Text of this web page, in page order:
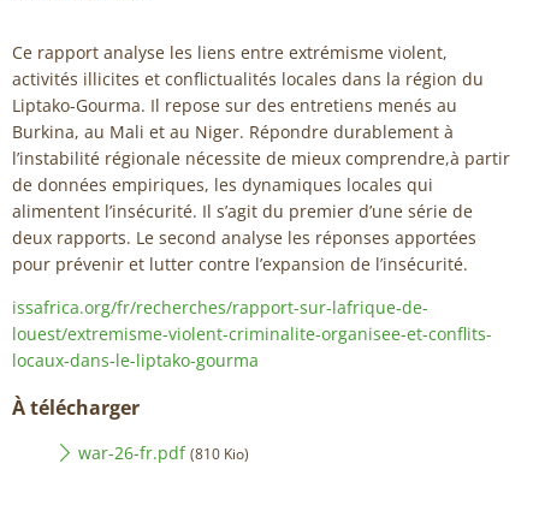
Ce rapport analyse les liens entre extrémisme violent,
activités illicites et conflictualités locales dans la région du
Liptako-Gourma. Il repose sur des entretiens menés au
Burkina, au Mali et au Niger. Répondre durablement à
l’instabilité régionale nécessite de mieux comprendre,à partir
de données empiriques, les dynamiques locales qui
alimentent l’insécurité. Il s’agit du premier d’une série de
deux rapports. Le second analyse les réponses apportées
pour prévenir et lutter contre l’expansion de l’insécurité.
issafrica.org/fr/recherches/rapport-sur-lafrique-de-
louest/extremisme-violent-criminalite-organisee-et-conflits-
locaux-dans-le-liptako-gourma
À télécharger
war-26-fr.pdf (810 Kio)